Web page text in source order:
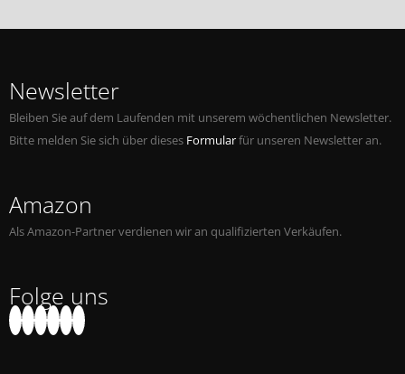
Newsletter
Bleiben Sie auf dem Laufenden mit unserem wöchentlichen Newsletter.
Bitte melden Sie sich über dieses Formularfür unseren Newsletter an.
Amazon
Als Amazon-Partner verdienen wir an qualifizierten Verkäufen.
Folge uns